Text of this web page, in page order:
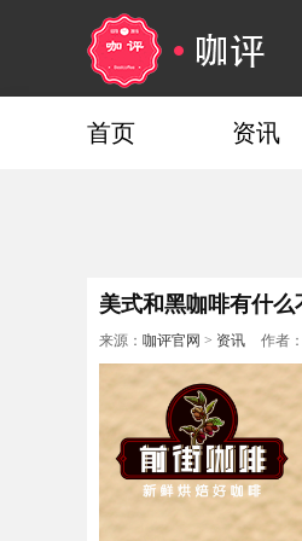
首页 资讯
美式和黑咖啡有什
来源： 咖评官网 > 资讯 作者